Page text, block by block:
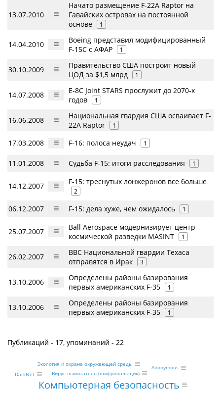
13.07.2010
Начато размещение F-22A Raptor на
Гавайских островах на постоянной
основе
1
14.04.2010
Boeing представил модифицированный
F-15C с АФАР
1
30.10.2009
Правительство США построит новый
ЦОД за $1,5 млрд
1
14.07.2008
E-8C Joint STARS прослужит до 2070-х
годов
1
16.06.2008
Национальная гвардия США осваивает F-
22A Raptor
1
17.03.2008 F-16: полоса неудач 1
11.01.2008 Судьба F-15: итоги расследования 1
14.12.2007 F-15: треснутых лонжеронов все больше
2
06.12.2007 F-15: дела хуже, чем ожидалось 1
25.07.2007
Ball Aerospace модернизирует центр
космической разведки MASINT
1
26.02.2007
ВВС Национальной гвардии Техаса
отправятся в Ирак
3
13.10.2006
Определены районы базирования
первых американских F-35
1
13.10.2006
Определены районы базирования
первых американских F-35
1
Публикаций - 17, упоминаний - 22
Компьютерная безопасность
Anonymous
Вирус-вымогатель (шифровальщик)
Экология и охрана окружающей среды
DarkNet